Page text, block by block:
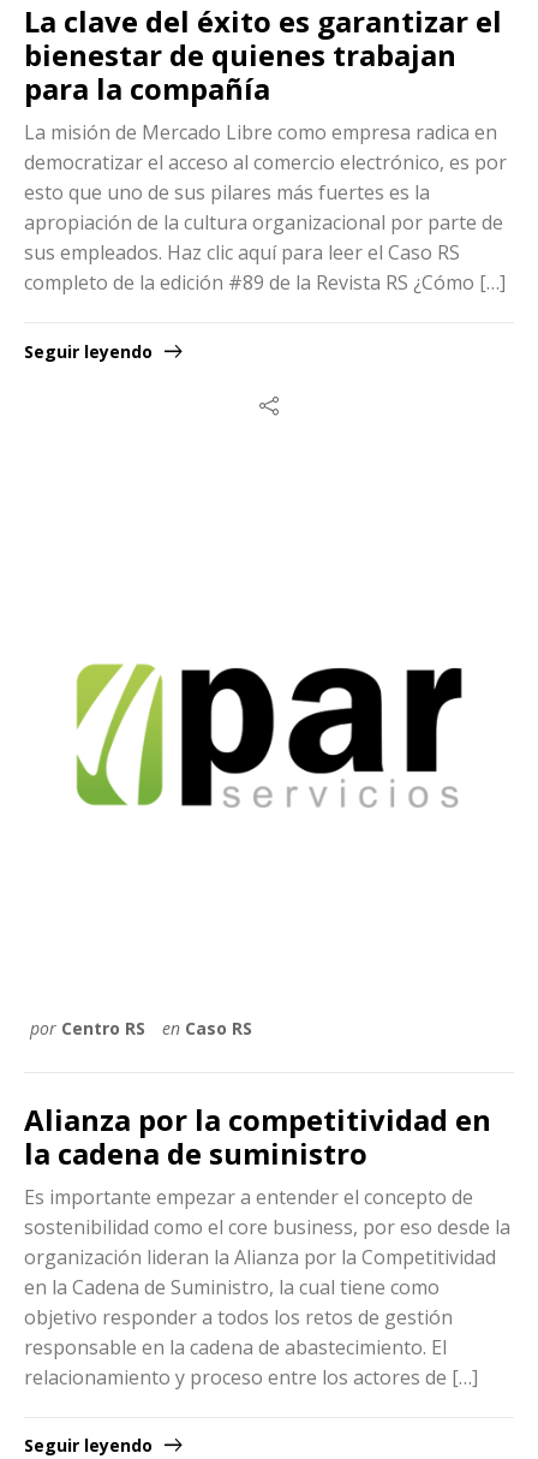
La clave del éxito es garantizar el
bienestar de quienes trabajan
para la compañía
La misión de Mercado Libre como empresa radica en
democratizar el acceso al comercio electrónico, es por
esto que uno de sus pilares más fuertes es la
apropiación de la cultura organizacional por parte de
sus empleados. Haz clic aquí para leer el Caso RS
completo de la edición #89 de la Revista RS ¿Cómo […]
Seguir leyendo
por Centro RS en Caso RS
Alianza por la competitividad en
la cadena de suministro
Es importante empezar a entender el concepto de
sostenibilidad como el core business, por eso desde la
organización lideran la Alianza por la Competitividad
en la Cadena de Suministro, la cual tiene como
objetivo responder a todos los retos de gestión
responsable en la cadena de abastecimiento. El
relacionamiento y proceso entre los actores de […]
Seguir leyendo